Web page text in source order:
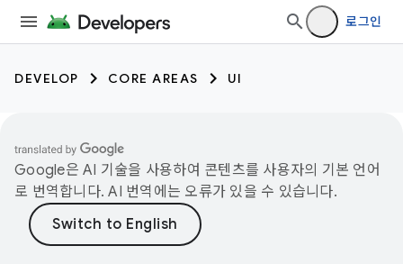
로그인
DEVELOP CORE AREAS UI
Google은 AI 기술을 사용하여 콘텐츠를 사용자의 기본 언어
로 번역합니다. AI 번역에는 오류가 있을 수 있습니다.